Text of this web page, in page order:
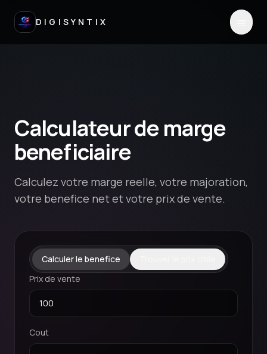
DIGISYNTIX
Calculateur de marge
beneficiaire
Calculez votre marge reelle, votre majoration,
votre benefice net et votre prix de vente.
Calculer le benefice
Prix de vente
Cout